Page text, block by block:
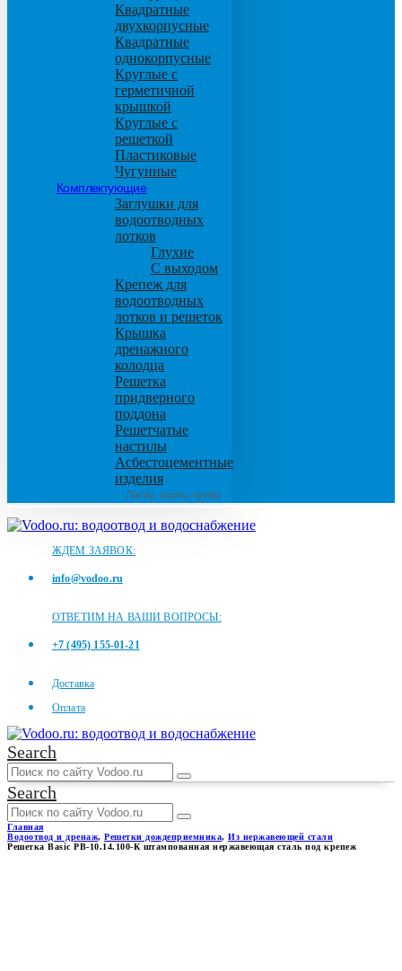
Квадратные
двухкорпусные
Квадратные
однокорпусные
Круглые с
герметичной
крышкой
Круглые с
решеткой
Пластиковые
Чугунные
Комплектующие
Заглушки для
водоотводных
лотков
Глухие
С выходом
Крепеж для
водоотводных
лотков и решеток
Крышка
дренажного
колодца
Решетка
придверного
поддона
Решетчатые
настилы
Асбестоцементные
изделия
Листы, плиты, трубы
ЖДЕМ ЗАЯВОК:
info@vodoo.ru
ОТВЕТИМ НА ВАШИ ВОПРОСЫ:
+7 (495) 155-01-21
Доставка
Оплата
Search
Search
Главная
Водоотвод и дренаж, Решетки дождеприемника, Из нержавеющей стали
Решетка Basic РВ-10.14.100-К штампованная нержавеющая сталь под крепеж